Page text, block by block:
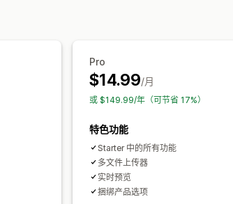
Pro
$14.99/月
或 $149.99/年（可节省 17%）
特色功能
Starter 中的所有功能
多文件上传器
实时预览
捆绑产品选项